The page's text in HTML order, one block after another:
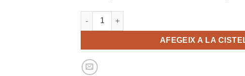
quantitat de GIOTTO Stilnovo Skin Tones -
AFEGEIX A LA